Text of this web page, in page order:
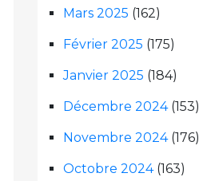
Mars 2025 (162)
Février 2025 (175)
Janvier 2025 (184)
Décembre 2024(153)
Novembre 2024(176)
Octobre 2024(163)